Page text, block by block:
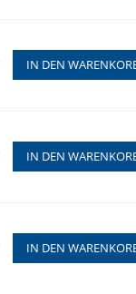
IN DEN
IN DEN
IN DEN